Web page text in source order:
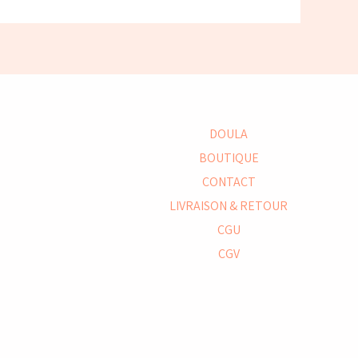
DOULA
BOUTIQUE
CONTACT
LIVRAISON & RETOUR
CGU
CGV